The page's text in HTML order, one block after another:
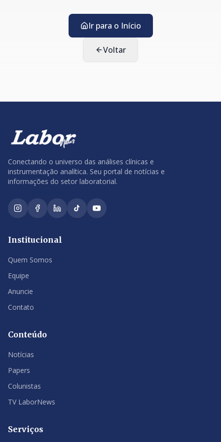
Ir para o Início
Voltar
Conectando o universo das análises clínicas e
instrumentação analítica. Seu portal de notícias e
informações do setor laboratorial.
Institucional
Quem Somos
Equipe
Anuncie
Contato
Conteúdo
Notícias
Papers
Colunistas
TV LaborNews
Serviços